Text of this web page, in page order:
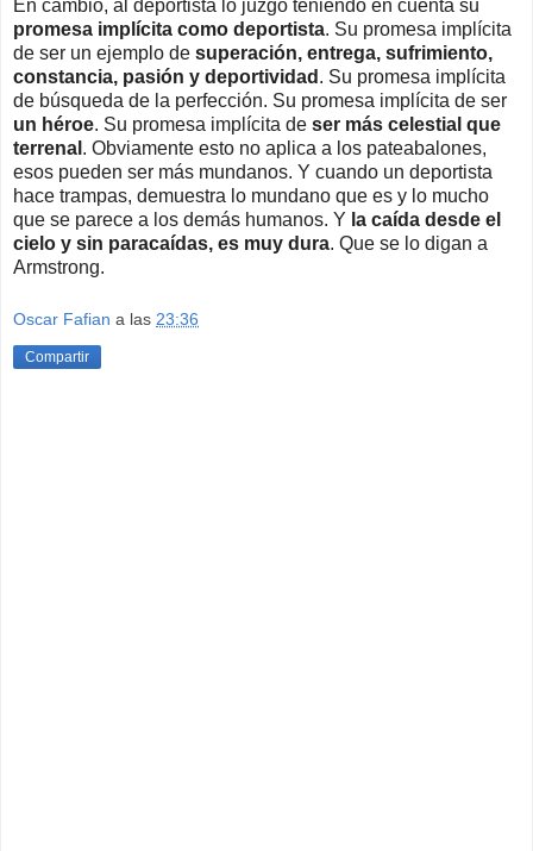
En cambio, al deportista lo juzgo teniendo en cuenta su
promesa implícita como deportista. Su promesa implícita
de ser un ejemplo de superación, entrega, sufrimiento,
constancia, pasión y deportividad . Su promesa implícita
de búsqueda de la perfección. Su promesa implícita de ser
un héroe. Su promesa implícita de ser más celestial que
terrenal . Obviamente esto no aplica a los pateabalones,
esos pueden ser más mundanos. Y cuando un deportista
hace trampas, demuestra lo mundano que es y lo mucho
que se parece a los demás humanos. Y la caída desde el
cielo y sin paracaídas, es muy dura. Que se lo digan a
Armstrong.
Oscar Fafian a las 23:36
Compartir